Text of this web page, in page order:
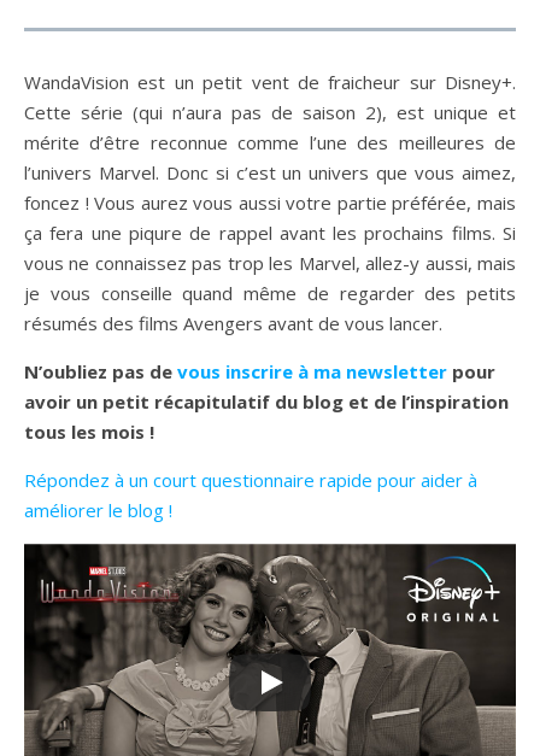
WandaVision est un petit vent de fraicheur sur Disney+.
Cette série (qui n’aura pas de saison 2), est unique et
mérite d’être reconnue comme l’une des meilleures de
l’univers Marvel. Donc si c’est un univers que vous aimez,
foncez ! Vous aurez vous aussi votre partie préférée, mais
ça fera une piqure de rappel avant les prochains films. Si
vous ne connaissez pas trop les Marvel, allez-y aussi, mais
je vous conseille quand même de regarder des petits
résumés des films Avengers avant de vous lancer.
N’oubliez pas de vous inscrire à ma newsletter pour
avoir un petit récapitulatif du blog et de l’inspiration
tous les mois !
Répondez à un court questionnaire rapide pour aider à
améliorer le blog !